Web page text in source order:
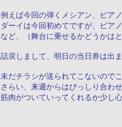
例えば今回の弾くメシアン、ピア
ダーイは今回初めてですが、ピア
など、（舞台に乗せるかどうかは
話戻しまして、明日の当日券は出
未だチラシが送られてこないので
さらい、来週からはびっしり合わ
筋肉がついていってくれるか少し